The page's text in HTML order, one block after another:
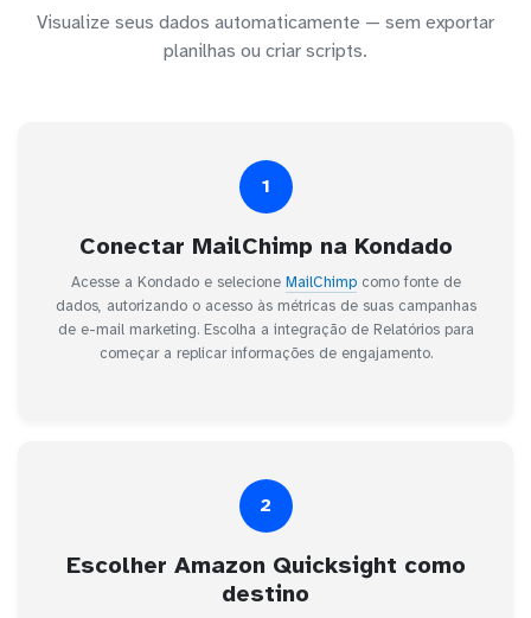
Visualize seus dados automaticamente — sem exportar
planilhas ou criar scripts.
1
Conectar MailChimp na Kondado
Acesse a Kondado e selecione MailChimpcomo fonte de
dados, autorizando o acesso às métricas de suas campanhas
de e-mail marketing. Escolha a integração de Relatórios para
começar a replicar informações de engajamento.
2
Escolher Amazon Quicksight como
destino